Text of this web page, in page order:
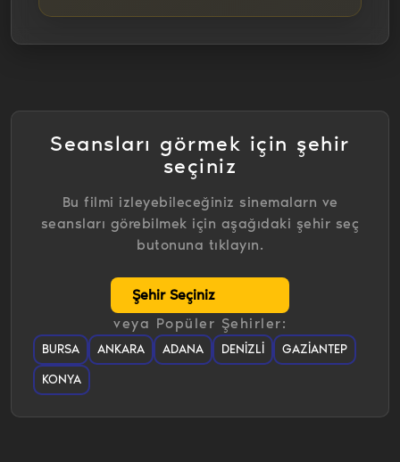
Seansları görmek için şehir
seçiniz
Bu filmi izleyebileceğiniz sinemalarn ve
seansları görebilmek için aşağıdaki şehir seç
butonuna tıklayın.
veya Popüler Şehirler:
BURSA ANKARA ADANA DENIZLI
GAZIANTEP
KONYA